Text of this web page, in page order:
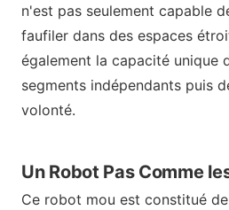
n'est pas seulement capable
faufiler dans des espaces
également la capacité unique
segments indépendants puis
volonté.
Un Robot Pas Comme
Ce robot mou est constitué